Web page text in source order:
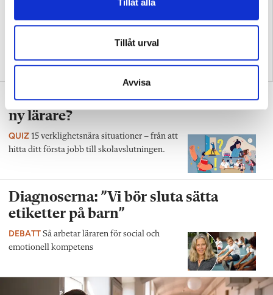
Tillåt alla
Tillåt urval
Avvisa
Replik: ”Vi vet hur man
skapar effektiv inlärning”
hoppas på bättre villkor"
Test: Hur klarar du ditt första år som
ny lärare?
QUIZ 15 verklighetsnära situationer – från att
hitta ditt första jobb till skolavslutningen.
Diagnoserna: ”Vi bör sluta sätta
etiketter på barn”
DEBATT Så arbetar läraren för social och
emotionell kompetens